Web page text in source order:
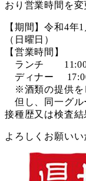
おり営業時間を変
【期間】令和4年
（日曜日）
【営業時間】
ランチ 11:00
ディナー 17:00
※酒類の提供を
但し、同一グル
接種歴又は検査結
よろしくお願いい